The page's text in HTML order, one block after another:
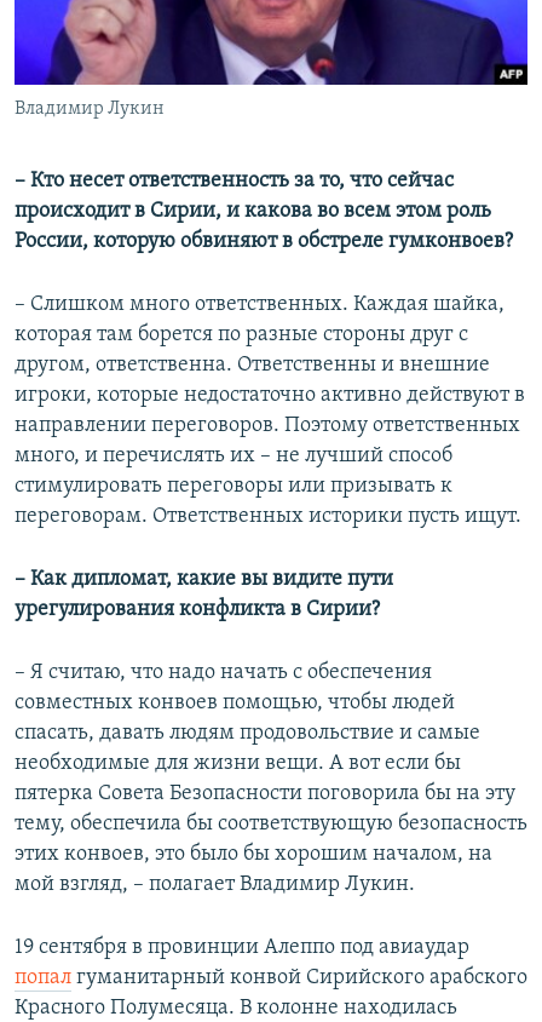
Владимир Лукин
– Кто несет ответственность за то, что сейчас
происходит в Сирии, и какова во всем этом роль
России, которую обвиняют в обстреле гумконвоев?
– Слишком много ответственных. Каждая шайка,
которая там борется по разные стороны друг с
другом, ответственна. Ответственны и внешние
игроки, которые недостаточно активно действуют в
направлении переговоров. Поэтому ответственных
много, и перечислять их – не лучший способ
стимулировать переговоры или призывать к
переговорам. Ответственных историки пусть ищут.
– Как дипломат, какие вы видите пути
урегулирования конфликта в Сирии?
– Я считаю, что надо начать с обеспечения
совместных конвоев помощью, чтобы людей
спасать, давать людям продовольствие и самые
необходимые для жизни вещи. А вот если бы
пятерка Совета Безопасности поговорила бы на эту
тему, обеспечила бы соответствующую безопасность
этих конвоев, это было бы хорошим началом, на
мой взгляд, – полагает Владимир Лукин.
19 сентября в провинции Алеппо под авиаудар
попал гуманитарный конвой Сирийского арабского
Красного Полумесяца. В колонне находилась